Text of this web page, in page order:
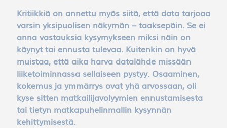
Kritiikkiä on annettu myös siitä, että data tarjoaa
varsin yksipuolisen näkymän – taaksepäin. Se ei
anna vastauksia kysymykseen miksi näin on
käynyt tai ennusta tulevaa. Kuitenkin on hyvä
muistaa, että aika harva datalähde missään
liiketoiminnassa sellaiseen pystyy. Osaaminen,
kokemus ja ymmärrys ovat yhä arvossaan, oli
kyse sitten matkailijavolyymien ennustamisesta
tai tietyn matkapuhelinmallin kysynnän
kehittymisestä.